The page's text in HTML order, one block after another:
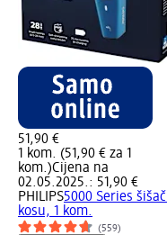
51,90 €
1 kom. (51,90 € za 1
kom.)Cijena na
02.05.2025.: 51,90 €
PHILIPS5000 Series
kosu, 1 kom.
(559)